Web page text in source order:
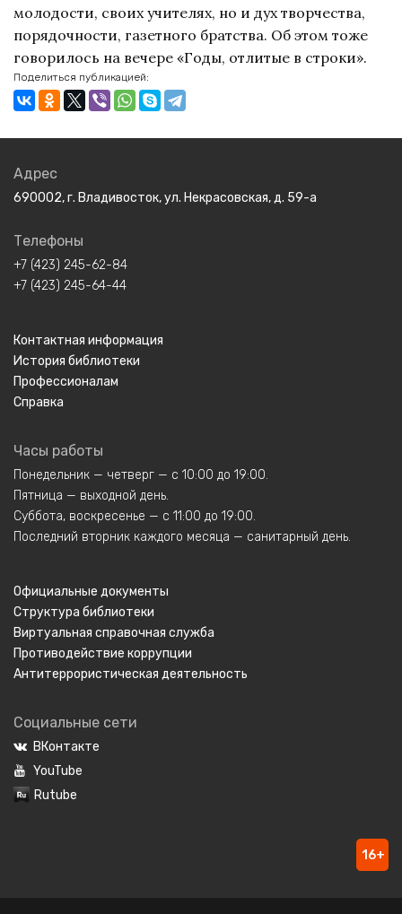
молодости, своих учителях, но и дух творчества,
порядочности, газетного братства. Об этом тоже
говорилось на вечере «Годы, отлитые в строки».
Поделиться публикацией:
Адрес
690002, г. Владивосток, ул. Некрасовская, д. 59-а
Телефоны
+7 (423) 245-62-84
+7 (423) 245-64-44
Контактная информация
История библиотеки
Профессионалам
Справка
Часы работы
Понедельник — четверг — с 10:00 до 19:00.
Пятница — выходной день.
Суббота, воскресенье — с 11:00 до 19:00.
Последний вторник каждого месяца — санитарный день.
Официальные документы
Структура библиотеки
Виртуальная справочная служба
Противодействие коррупции
Антитеррористическая деятельность
Социальные сети
ВКонтакте
YouTube
Rutube
16+